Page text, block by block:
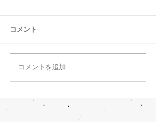
コメント
コメントを追加…